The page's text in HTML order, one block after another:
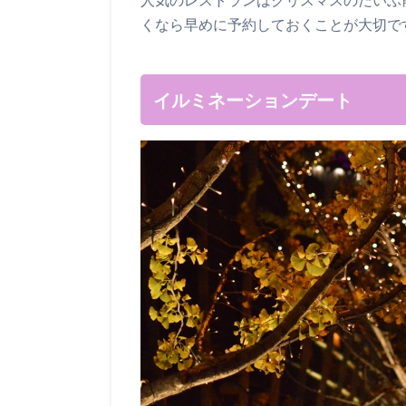
くなら早めに予約しておくことが大切で
イルミネーションデート